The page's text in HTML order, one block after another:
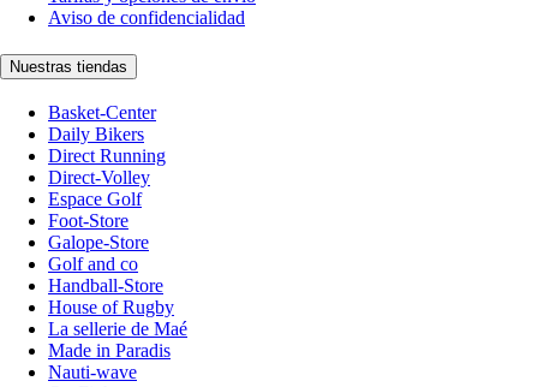
Aviso de confidencialidad
Nuestras tiendas
Basket-Center
Daily Bikers
Direct Running
Direct-Volley
Espace Golf
Foot-Store
Galope-Store
Golf and co
Handball-Store
House of Rugby
La sellerie de Maé
Made in Paradis
Nauti-wave